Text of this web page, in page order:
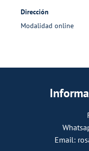
Dirección
Modalidad online
Email: